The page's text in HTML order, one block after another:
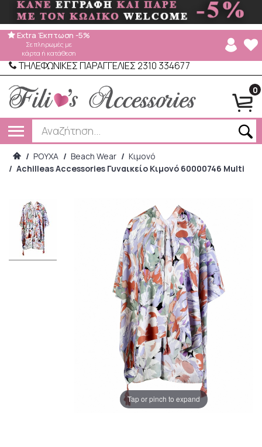
ΤΗΛΕΦΩΝΙΚΕΣ ΠΑΡΑΓΓΕΛΙΕΣ 2310 334677
0
Extra Έκπτωση -5%
Σε πληρωμές με
κάρτα ή κατάθεση
/ ΡΟΥΧΑ / Beach Wear / Κιμονό
/ Achilleas Accessories Γυναικείο Κιμονό 60000746 Multi
Tap or pinch to expand